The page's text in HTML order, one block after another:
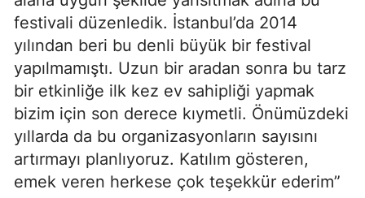
festivali düzenledik. İstanbul’da 2014
yılından beri bu denli büyük bir festival
yapılmamıştı. Uzun bir aradan sonra bu tarz
bir etkinliğe ilk kez ev sahipliği yapmak
bizim için son derece kıymetli. Önümüzdeki
yıllarda da bu organizasyonların sayısını
artırmayı planlıyoruz. Katılım gösteren,
emek veren herkese çok teşekkür ederim”